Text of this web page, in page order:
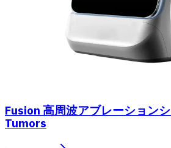
Fusion 高周波アブレーション
Tumors